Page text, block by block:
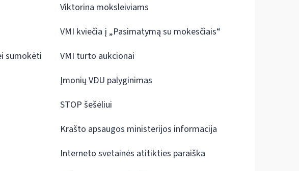
sumokėti
Viktorina moksleiviams
VMI kviečia į „Pasimatymą su mokesčiais“
VMI turto aukcionai
Įmonių VDU palyginimas
STOP šešėliui
Krašto apsaugos ministerijos informacija
Interneto svetainės atitikties paraiška